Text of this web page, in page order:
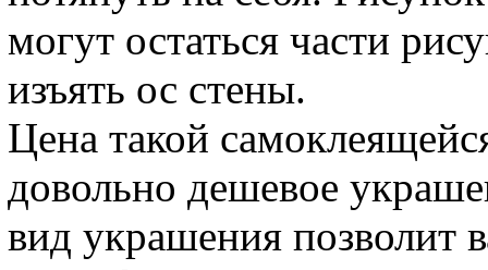
могут остаться части
изъять ос стены.
Цена такой
довольно дешевое
вид украшения позволит